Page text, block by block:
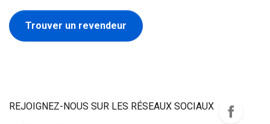
Trouver un revendeur
REJOIGNEZ-NOUS SUR LES RÉSEAUX SOCIAUX